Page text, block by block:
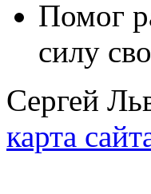
Помог
силу
Сергей
карта